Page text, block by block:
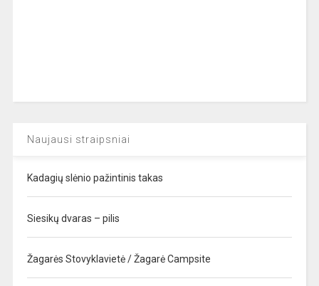
Naujausi straipsniai
Kadagių slėnio pažintinis takas
Siesikų dvaras – pilis
Žagarės Stovyklavietė / Žagarė Campsite